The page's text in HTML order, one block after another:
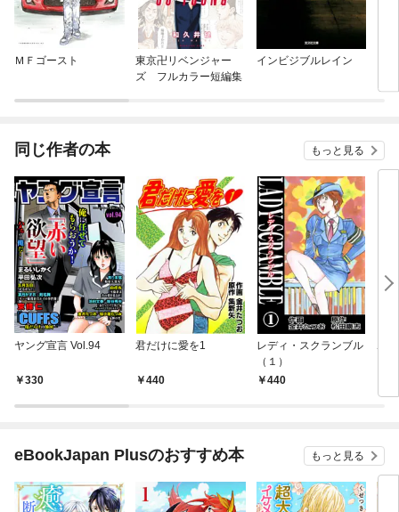
ＭＦゴースト
東京卍リベンジャー
ズ フルカラー短編集
インビジブルレイン
同じ作者の本 もっと見る
ヤング宣言 Vol.94
330
君だけに愛を1
440
レディ・スクランブル
（１）
440
ホ
eBookJapan Plusのおすすめ本 もっと見る